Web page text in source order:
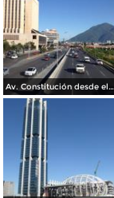
Av. Constitución desde el Pabellon M. Diciembre/2016